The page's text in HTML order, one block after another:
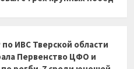
ИВС Тверской области
Первенство ЦФО и